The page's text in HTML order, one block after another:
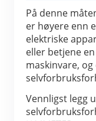
På denne
er høyere enn
elektriske
eller betjene
maskinvare,
Vennligst legg